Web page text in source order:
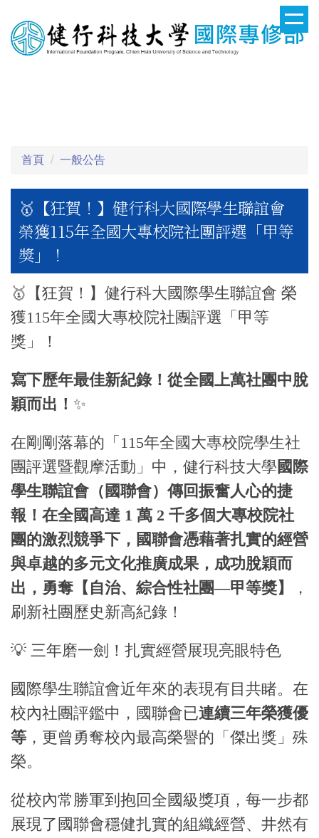
到
主
首頁 一般公告
🥇【狂賀！】健行科大國際學生聯誼會
榮獲115年全國大專校院社團評選「甲等
獎」！
🥇【狂賀！】健行科大國際學生聯誼會 榮
獲115年全國大專校院社團評選「甲等
獎」！
寫下歷年最佳新紀錄！從全國上萬社團中脫
穎而出！ ✨
在剛剛落幕的「115年全國大專校院學生社
團評選暨觀摩活動」中，健行科技大學 國際
學生聯誼會（國聯會）傳回振奮人心的捷
報！在全國高達 1 萬 2 千多個大專校院社
團的激烈競爭下，國聯會憑藉著扎實的經營
與卓越的多元文化推廣成果，成功脫穎而
出，勇奪 【自治、綜合性社團—甲等獎】
，
刷新社團歷史新高紀錄！
💡 三年磨一劍！扎實經營展現亮眼特色
國際學生聯誼會近年來的表現有目共睹。在
校內社團評鑑中，國聯會已連續三年榮獲優
等 ，更曾勇奪校內最高榮譽的「傑出獎」殊
榮。
從校內常勝軍到抱回全國級獎項，每一步都
展現了國聯會穩健扎實的組織經營、井然有